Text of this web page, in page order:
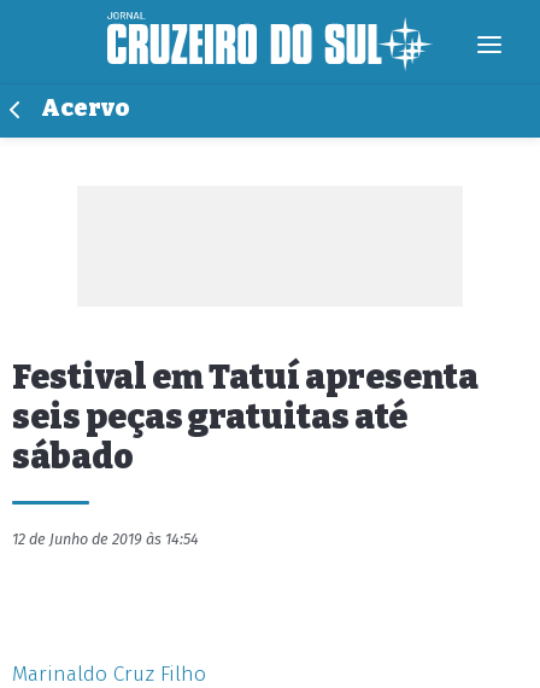
Acervo
Festival em Tatuí apresenta
seis peças gratuitas até
sábado
12 de Junho de 2019 às 14:54
Marinaldo Cruz Filho